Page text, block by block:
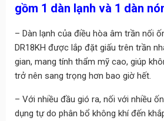
gồm 1 dàn lạnh và 1 dàn
– Dàn lạnh của điều hòa âm trần nối
DR18KH được lắp đặt giấu trên trần
gian, mang tính thẩm mỹ cao, giúp
trở nên sang trọng hơn bao giờ hết.
– Với nhiều đầu gió ra, nối với nhiều
dụng tự do phân bổ không khí đến